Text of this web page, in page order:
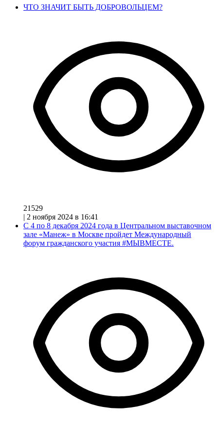
ЧТО ЗНАЧИТ БЫТЬ ДОБРОВОЛЬЦЕМ?
21529
| 2 ноября 2024 в 16:41
С 4 по 8 декабря 2024 года в Центральном выставочном
зале «Манеж» в Москве пройдет Международный
форум гражданского участия #МЫВМЕСТЕ.